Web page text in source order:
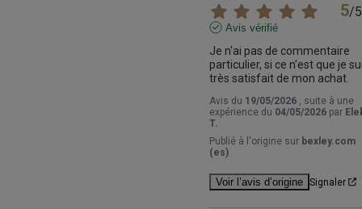
5/5
Avis vérifié
Je n'ai pas de commentaire
particulier, si ce n'est que je
très satisfait de mon achat.
Avis du 19/05/2026 , suite à une
expérience du 04/05/2026 par
T.
Publié à l'origine sur bexley.com
(es)
Voir l’avis d’origine Signaler